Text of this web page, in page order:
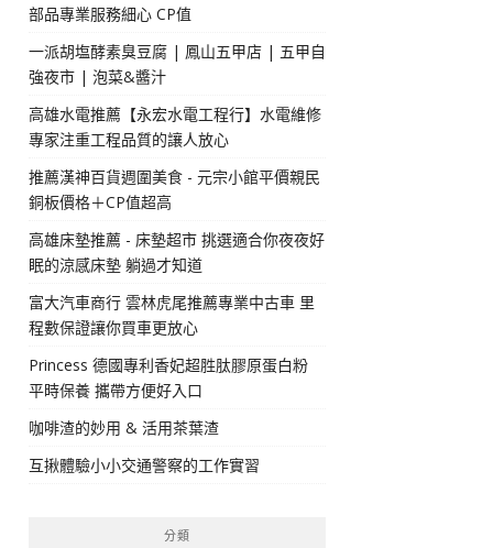
部品專業服務細心 CP值
一派胡塩酵素臭豆腐 | 鳳山五甲店 | 五甲自
強夜市 | 泡菜&醬汁
高雄水電推薦【永宏水電工程行】水電維修
專家注重工程品質的讓人放心
推薦漢神百貨週圍美食 - 元宗小館平價親民
銅板價格＋CP值超高
高雄床墊推薦 - 床墊超市 挑選適合你夜夜好
眠的涼感床墊 躺過才知道
富大汽車商行 雲林虎尾推薦專業中古車 里
程數保證讓你買車更放心
Princess 德國專利香妃超胜肽膠原蛋白粉
平時保養 攜帶方便好入口
咖啡渣的妙用 & 活用茶葉渣
互揪體驗小小交通警察的工作實習
分類